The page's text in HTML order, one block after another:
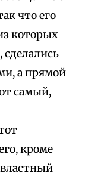
что его
которых
сделались
а прямой
самый,
кроме